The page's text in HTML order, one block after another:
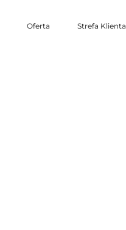
Oferta Strefa Klienta